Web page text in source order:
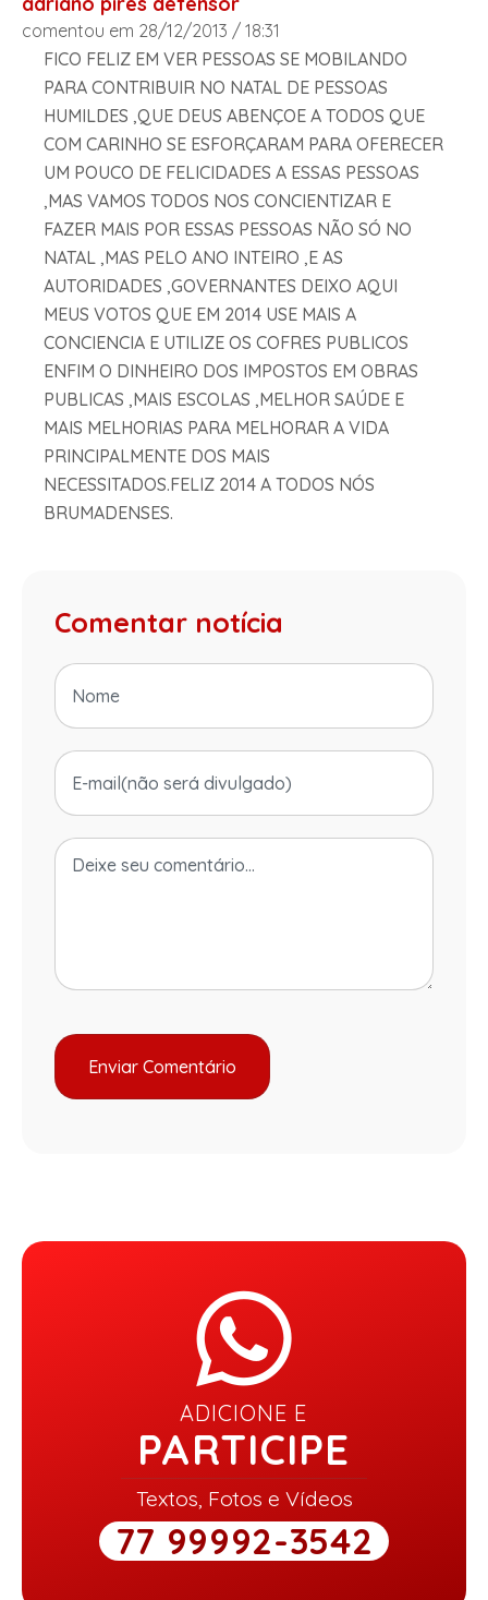
comentou em 28/12/2013 / 18:31
FICO FELIZ EM VER PESSOAS SE MOBILANDO
PARA CONTRIBUIR NO NATAL DE PESSOAS
HUMILDES ,QUE DEUS ABENÇOE A TODOS QUE
COM CARINHO SE ESFORÇARAM PARA OFERECER
UM POUCO DE FELICIDADES A ESSAS PESSOAS
,MAS VAMOS TODOS NOS CONCIENTIZAR E
FAZER MAIS POR ESSAS PESSOAS NÃO SÓ NO
NATAL ,MAS PELO ANO INTEIRO ,E AS
AUTORIDADES ,GOVERNANTES DEIXO AQUI
MEUS VOTOS QUE EM 2014 USE MAIS A
CONCIENCIA E UTILIZE OS COFRES PUBLICOS
ENFIM O DINHEIRO DOS IMPOSTOS EM OBRAS
PUBLICAS ,MAIS ESCOLAS ,MELHOR SAÚDE E
MAIS MELHORIAS PARA MELHORAR A VIDA
PRINCIPALMENTE DOS MAIS
NECESSITADOS.FELIZ 2014 A TODOS NÓS
BRUMADENSES.
Comentar notícia
ADICIONE E
PARTICIPE
Textos, Fotos e Vídeos
77 99992-3542